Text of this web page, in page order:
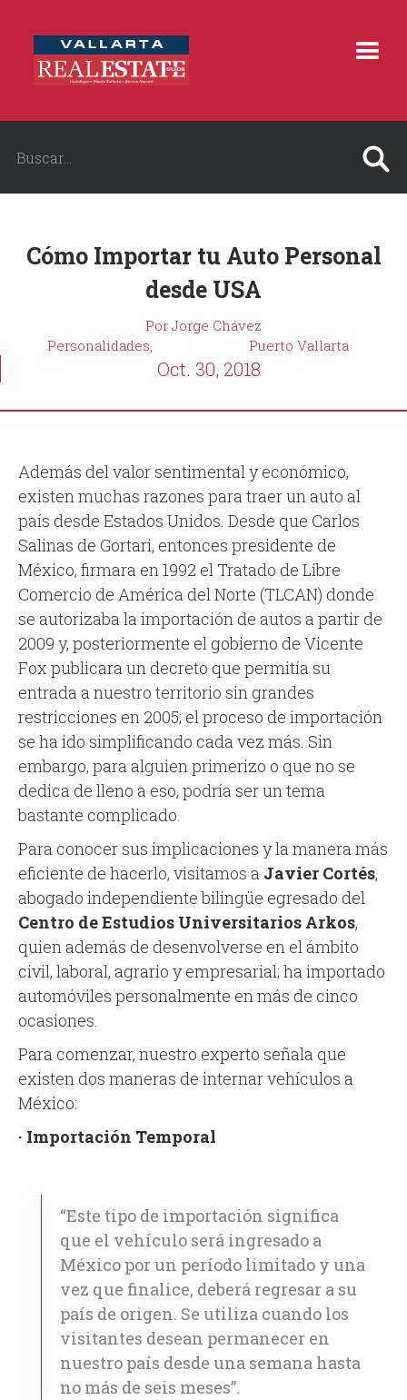
Cómo Importar tu Auto Personal
desde USA
Por Jorge Chávez
Personalidades,
Puerto Vallarta
Oct. 30, 2018
Además del valor sentimental y económico,
existen muchas razones para traer un auto al
país desde Estados Unidos. Desde que Carlos
Salinas de Gortari, entonces presidente de
México, firmara en 1992 el Tratado de Libre
Comercio de América del Norte (TLCAN) donde
se autorizaba la importación de autos a partir de
2009 y, posteriormente el gobierno de Vicente
Fox publicara un decreto que permitía su
entrada a nuestro territorio sin grandes
restricciones en 2005; el proceso de importación
se ha ido simplificando cada vez más. Sin
embargo, para alguien primerizo o que no se
dedica de lleno a eso, podría ser un tema
bastante complicado.
Para conocer sus implicaciones y la manera más
eficiente de hacerlo, visitamos a Javier Cortés,
abogado independiente bilingüe egresado del
Centro de Estudios Universitarios Arkos,
quien además de desenvolverse en el ámbito
civil, laboral, agrario y empresarial; ha importado
automóviles personalmente en más de cinco
ocasiones.
Para comenzar, nuestro experto señala que
existen dos maneras de internar vehículos a
México:
· Importación Temporal
“Este tipo de importación significa
que el vehículo será ingresado a
México por un período limitado y una
vez que finalice, deberá regresar a su
país de origen. Se utiliza cuando los
visitantes desean permanecer en
nuestro país desde una semana hasta
no más de seis meses”.